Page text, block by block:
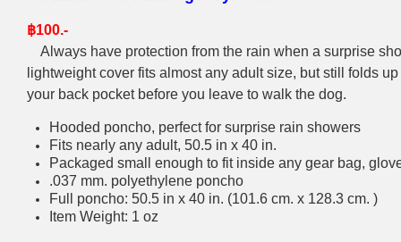
฿100.-
Always have protection from the rain when a surprise
lightweight cover fits almost any adult size, but still folds
your back pocket before you leave to walk the dog.
Hooded poncho, perfect for surprise rain showers
Fits nearly any adult, 50.5 in x 40 in.
Packaged small enough to fit inside any gear bag,
.037 mm. polyethylene poncho
Full poncho: 50.5 in x 40 in. (101.6 cm. x 128.3 cm. )
Item Weight: 1 oz